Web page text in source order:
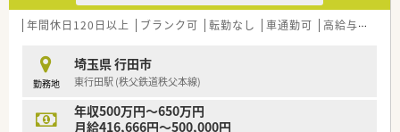
年間休日120日以上 ブランク可 転勤なし 車通勤可 高給与(600万円以上)
勤務地
埼玉県 行田市
東行田駅 (秩父鉄道秩父本線)
年収500万円～650万円
月給416,666円～500,000円